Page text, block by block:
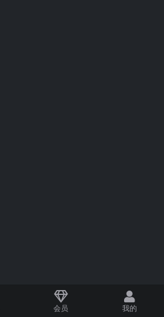
会员 我的